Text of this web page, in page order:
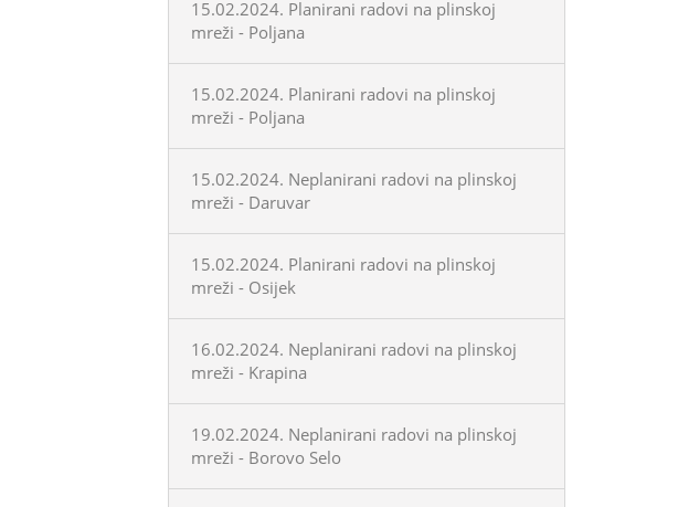
15.02.2024. Planirani radovi na plinskoj
mreži - Poljana
15.02.2024. Planirani radovi na plinskoj
mreži - Poljana
15.02.2024. Neplanirani radovi na plinskoj
mreži - Daruvar
15.02.2024. Planirani radovi na plinskoj
mreži - Osijek
16.02.2024. Neplanirani radovi na plinskoj
mreži - Krapina
19.02.2024. Neplanirani radovi na plinskoj
mreži - Borovo Selo